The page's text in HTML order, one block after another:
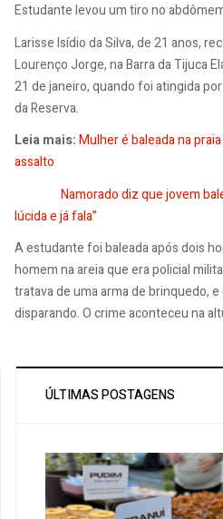
Estudante levou um tiro no
Larisse Isídio da Silva, de 21 anos,
Lourenço Jorge, na Barra da Tijuca
21 de janeiro, quando foi atingida
da Reserva.
Leia mais:Mulher é baleada na
assalto
Namorado diz que jovem
lúcida e já fala”
A estudante foi baleada após dois
homem na areia que era policial
tratava de uma arma de brinquedo,
disparando. O crime aconteceu na
ÚLTIMAS POSTAGENS